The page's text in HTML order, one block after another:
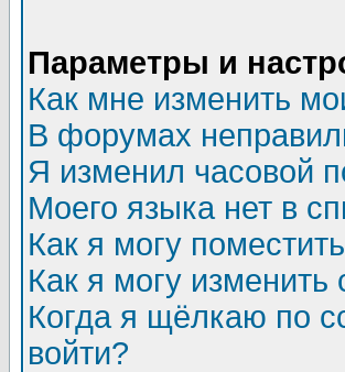
Параметры и
Как мне изменить
В форумах
Я изменил часовой
Моего языка нет в
Как я могу
Как я могу изменить
Когда я щёлкаю по
войти?